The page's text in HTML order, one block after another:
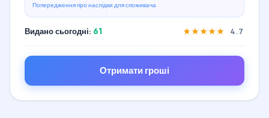
Попередження про наслідки для споживача
Видано сьогодні: 61 ★★★★★ 4.7
Отримати гроші